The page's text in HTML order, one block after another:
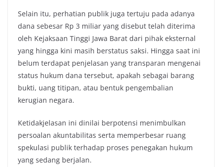
Selain itu, perhatian publik juga tertuju pada adanya
dana sebesar Rp 3 miliar yang disebut telah diterima
oleh Kejaksaan Tinggi Jawa Barat dari pihak eksternal
yang hingga kini masih berstatus saksi. Hingga saat ini
belum terdapat penjelasan yang transparan mengenai
status hukum dana tersebut, apakah sebagai barang
bukti, uang titipan, atau bentuk pengembalian
kerugian negara.
Ketidakjelasan ini dinilai berpotensi menimbulkan
persoalan akuntabilitas serta memperbesar ruang
spekulasi publik terhadap proses penegakan hukum
yang sedang berjalan.